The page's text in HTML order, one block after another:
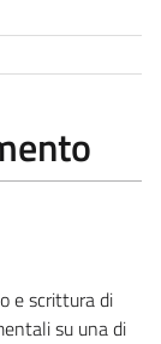
e scrittura di
su una di